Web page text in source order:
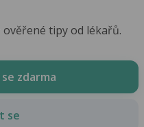
tipy od lékařů.
zdarma
se